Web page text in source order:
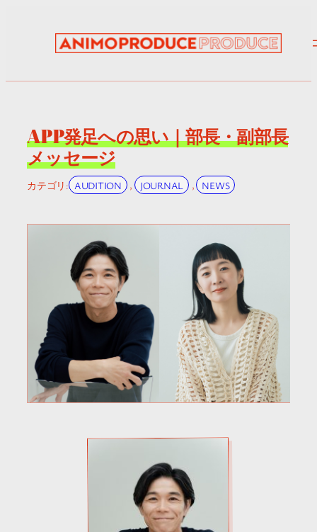
キ
APP発足への思い｜部長・副部長
メッセージ
カテゴリ: AUDITION , JOURNAL , NEWS